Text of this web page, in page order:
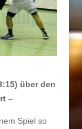
über den
–
Spiel so